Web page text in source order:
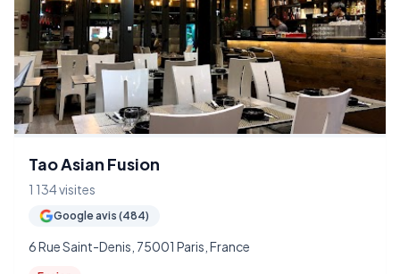
Tao Asian Fusion
1 134 visites
Google avis (484)
6 Rue Saint-Denis, 75001 Paris, France